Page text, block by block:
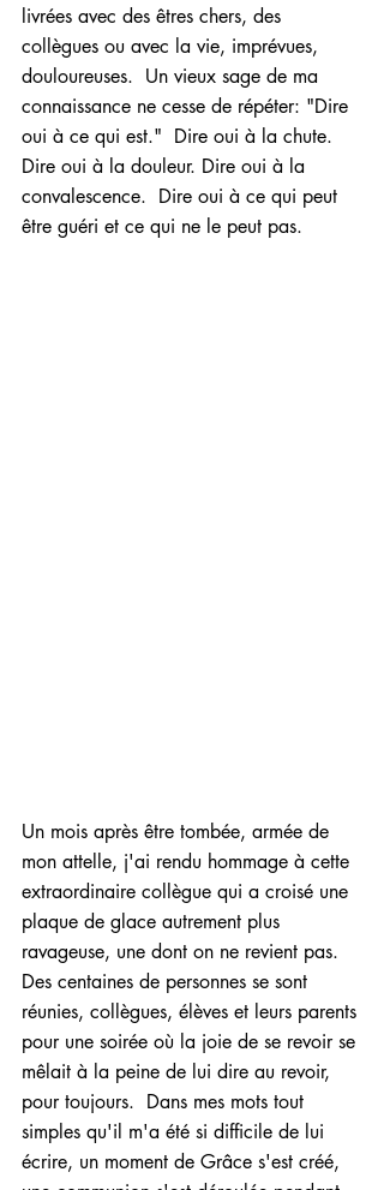
livrées avec des êtres chers, des
collègues ou avec la vie, imprévues,
douloureuses.  Un vieux sage de ma
connaissance ne cesse de répéter: "Dire
oui à ce qui est."  Dire oui à la chute.
Dire oui à la douleur. Dire oui à la
convalescence.  Dire oui à ce qui peut
être guéri et ce qui ne le peut pas.
Un mois après être tombée, armée de
mon attelle, j'ai rendu hommage à cette
extraordinaire collègue qui a croisé une
plaque de glace autrement plus
ravageuse, une dont on ne revient pas.
Des centaines de personnes se sont
réunies, collègues, élèves et leurs parents
pour une soirée où la joie de se revoir se
mêlait à la peine de lui dire au revoir,
pour toujours.  Dans mes mots tout
simples qu'il m'a été si difficile de lui
écrire, un moment de Grâce s'est créé,